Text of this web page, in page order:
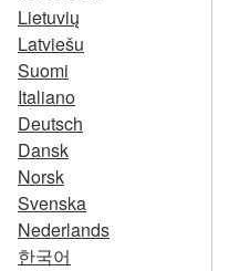
Lietuvių
Latviešu
Suomi
Italiano
Deutsch
Dansk
Norsk
Svenska
Nederlands
한국어